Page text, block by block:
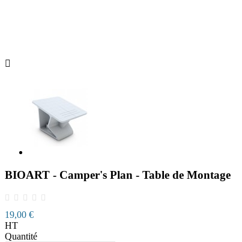

BIOART - Camper's Plan - Table de Montage
19,00 €
HT
Quantité